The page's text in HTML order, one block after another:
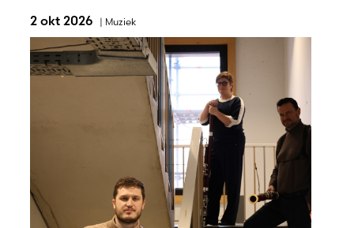
2 okt 2026 | Muziek